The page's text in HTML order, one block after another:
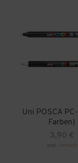
Uni POSCA
Farben)
3,90 €
zzgl. Versand